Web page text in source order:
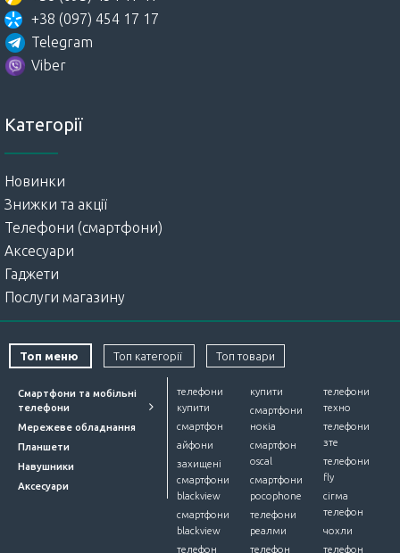
+38 (097) 454 17 17
Telegram
Viber
Категорії
Новинки
Знижки та акції
Телефони (смартфони)
Аксесуари
Гаджети
Послуги магазину
Топ меню Топ категорії Топ товари
Смартфони та мобільні
телефони
Мережеве обладнання
Планшети
Навушники
Аксесуари
телефони
купити
смартфон
айфони
захищені
смартфони
blackview
смартфони
blackview
телефон
купити
смартфони
нокіа
смартфон
oscal
смартфони
pocophone
телефони
реалми
телефон
телефони
техно
телефони
зте
телефони
fly
сігма
телефон
чохли
телефон